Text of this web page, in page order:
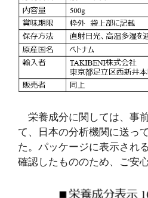
栄養成分に関しては、事
て、日本の分析機関に送っ
た。パッケージに表示され
確認したもののため、ご安